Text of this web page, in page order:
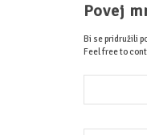
Povej
Bi se pridružili
Feel free to